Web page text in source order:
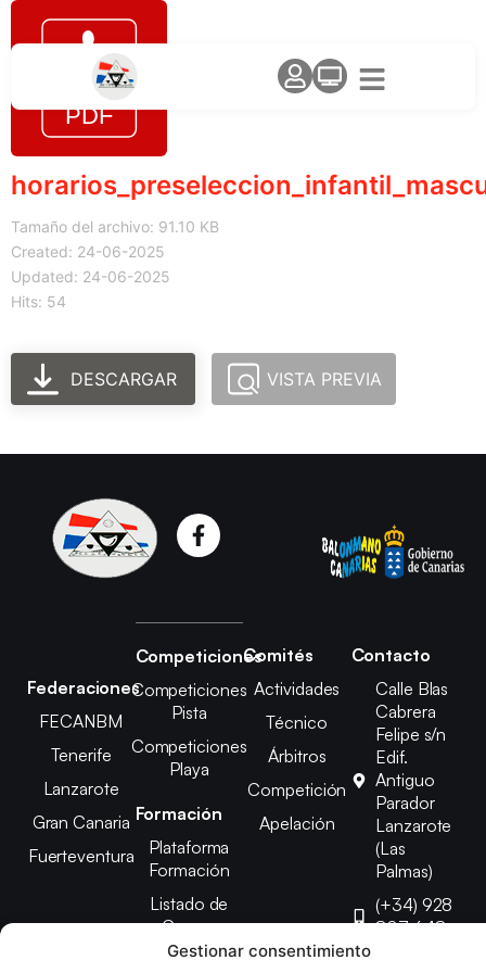
Gestionar consentimiento
Tamaño del archivo: 91.10 KB
Created: 24-06-2025
Updated: 24-06-2025
Hits: 54
DESCARGAR VISTA PREVIA
Federaciones
FECANBM
Tenerife
Lanzarote
Gran Canaria
Fuerteventura
Competiciones
Competiciones
Pista
Competiciones
Playa
Formación
Plataforma
Formación
Listado de
Cursos
Comités
Actividades
Técnico
Árbitros
Competición
Apelación
Contacto
Calle Blas
Cabrera
Felipe s/n
Edif.
Antiguo
Parador
Lanzarote
(Las
Palmas)
(+34) 928
807 648